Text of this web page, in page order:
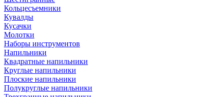
Кольцесъемники
Кувалды
Кусачки
Молотки
Наборы инструментов
Напильники
Квадратные напильники
Круглые напильники
Плоские напильники
Полукруглые напильники